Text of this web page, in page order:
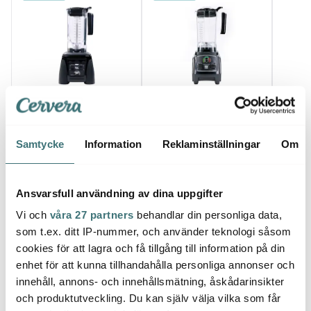
Samtycke Information Reklaminställningar Om
Ansvarsfull användning av dina uppgifter
Vi och våra 27 partners behandlar din personliga data,
som t.ex. ditt IP-nummer, och använder teknologi såsom
cookies för att lagra och få tillgång till information på din
enhet för att kunna tillhandahålla personliga annonser och
innehåll, annons- och innehållsmätning, åskådarinsikter
och produktutveckling. Du kan själv välja vilka som får
Raw
4,0 Turbo 2380 W Svart
3586 kr
X1000 Svart
Raw
Låt dig inspireras av våra kunder